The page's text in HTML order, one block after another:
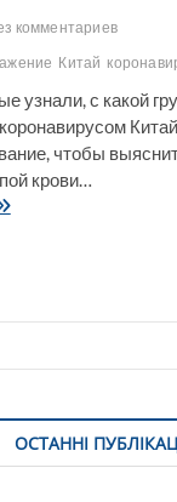
комментариев
Китай
узнали, с какой
чтобы
крови…
ОСТАННІ